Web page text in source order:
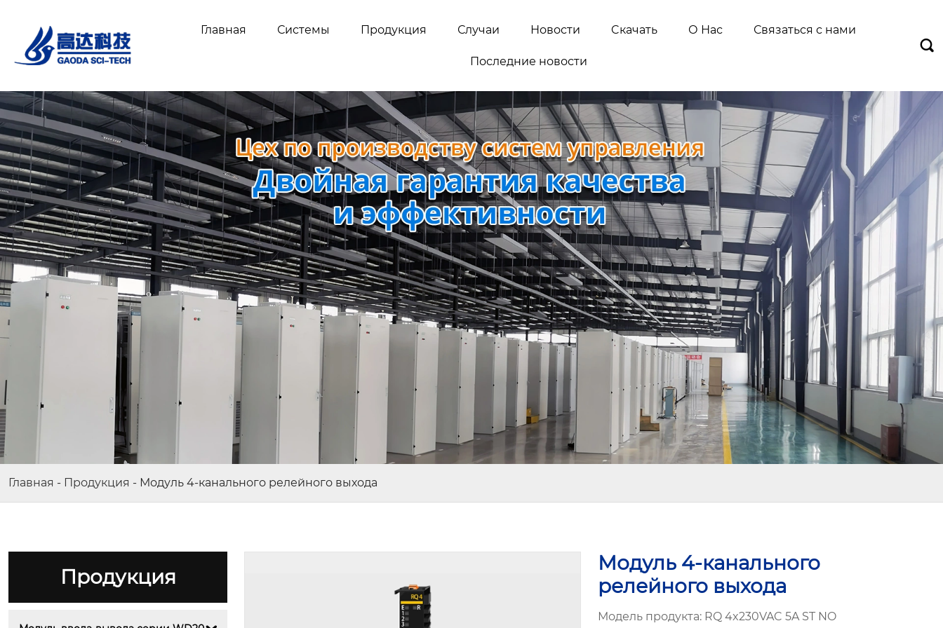
Главная Системы Продукция Случаи Новости Cкачать О Нас Связаться с нами
Последние новости

Главная - Продукция - Модуль 4-канального релейного выхода
Продукция
8-канальный аналоговый входн
ой модуль
Модуль 4-канального
релейного выхода
Модель продукта: RQ 4x230VAC 5A ST NO